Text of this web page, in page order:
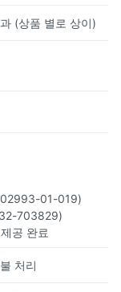
(상품 별로 상이)
01-019)
703829)
공 완료
처리